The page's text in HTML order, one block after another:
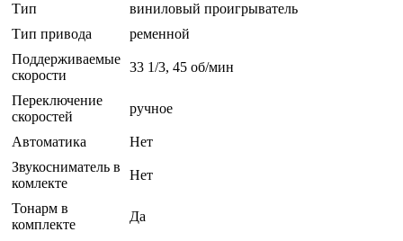
Тип
виниловый проигрыватель
Тип привода
ременной
Поддерживаемые
скорости
33 1/3, 45 об/мин
Переключение
скоростей
ручное
Автоматика
Нет
Звукосниматель в
комлекте
Нет
Тонарм в
комплекте
Да